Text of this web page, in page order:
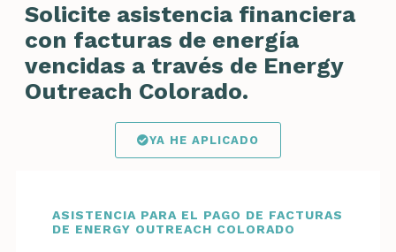
Solicite asistencia financiera
con facturas de energía
vencidas a través de Energy
Outreach Colorado.
YA HE APLICADO
ASISTENCIA PARA EL PAGO DE FACTURAS
DE ENERGY OUTREACH COLORADO